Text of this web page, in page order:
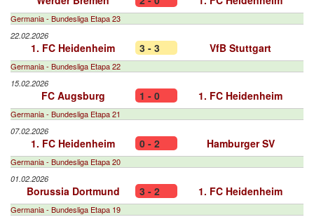
Germania - Bundesliga Etapa 23
22.02.2026
1. FC Heidenheim 3 - 3 VfB Stuttgart
Germania - Bundesliga Etapa 22
15.02.2026
FC Augsburg 1 - 0 1. FC Heidenheim
Germania - Bundesliga Etapa 21
07.02.2026
1. FC Heidenheim 0 - 2 Hamburger SV
Germania - Bundesliga Etapa 20
01.02.2026
Borussia Dortmund 3 - 2 1. FC Heidenheim
Germania - Bundesliga Etapa 19